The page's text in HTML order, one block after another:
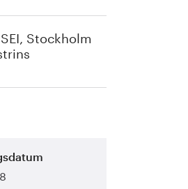
Stockholm